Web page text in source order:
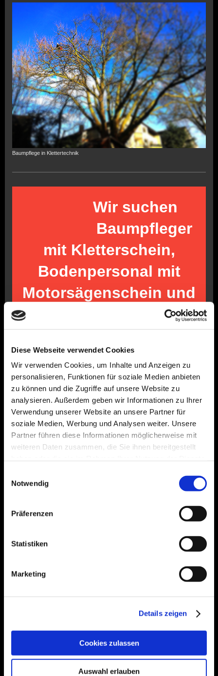
Diese Webseite verwendet Cookies
Wir verwenden Cookies, um Inhalte und Anzeigen zu
personalisieren, Funktionen für soziale Medien anbieten
zu können und die Zugriffe auf unsere Website zu
analysieren. Außerdem geben wir Informationen zu Ihrer
Verwendung unserer Website an unsere Partner für
soziale Medien, Werbung und Analysen weiter. Unsere
Partner führen diese Informationen möglicherweise mit
weiteren Daten zusammen, die Sie ihnen bereitgestellt
Notwendig
Präferenzen
Statistiken
Marketing
Details zeigen
Cookies zulassen
Auswahl erlauben
Baumpflege in Klettertechnik
Wir suchen
Baumpfleger
mit Kletterschein,
Bodenpersonal mit
Motorsägenschein und
Philosophie und unsere Ziele mit uns teilst
dann klicke schnell auf den Button hier unten.
Zur 60 Sekunden Bewerbung
ohne jegliche Flurschäden an jeden Ort im Baum.
Mehr...